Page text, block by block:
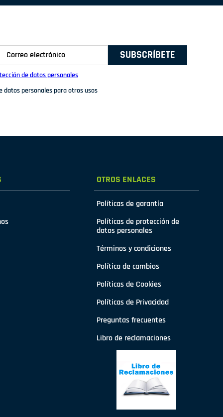
SUBSCRÍBETE
de datos personales
personales para otros usos
OTROS ENLACES
Políticas de garantía
Políticas de protección de
datos personales
Términos y condiciones
Política de cambios
Políticas de Cookies
Políticas de Privacidad
Preguntas frecuentes
Libro de reclamaciones